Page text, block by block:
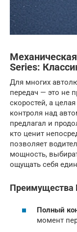
Series:
Для многих
передач — это не
скоростей, а
контроля над
предлагал и
кто ценит
позволяет
мощность,
ощущать себя
Полный
момент